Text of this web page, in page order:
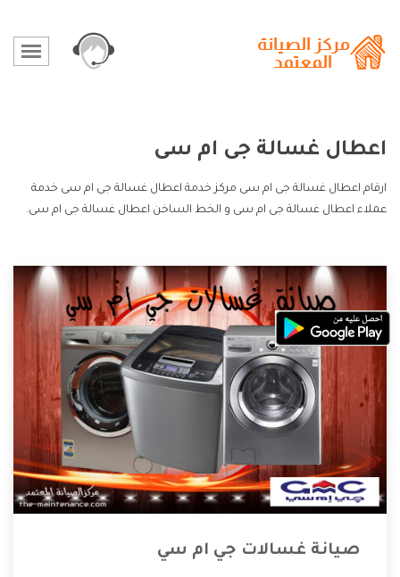
اعطال غسالة جى ام سى
ارقام اعطال غسالة جى ام سى مركز خدمة اعطال غسالة جى ام سى خدمة
عملاء اعطال غسالة جى ام سى و الخط الساخن اعطال غسالة جى ام سى.
صيانة غسالات جي ام سي